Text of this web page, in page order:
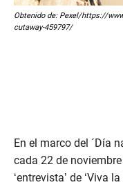
Obtenido de: Pexel/https://
cutaway-459797/
En el marco del ´Día
cada 22 de
‘entrevista’ de ‘Viva